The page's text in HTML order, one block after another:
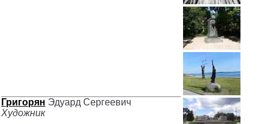
Григорян Эдуард Сергеевич
Художник